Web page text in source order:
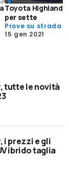
Toyota
per sette
Prove su strada
15 gen 2021
tutte le novità
i prezzi e gli
ibrido taglia